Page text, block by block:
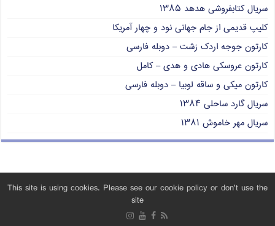
سریال کتابفروشی هدهد ۱۳۸۵
کلیپ قدیمی از جام جهانی نود و چهار آمریکا
کارتون جوجه اردک زشت – دوبله فارسی
کارتون عروسکی هادی و هدی – کامل
کارتون میکی و ساقه لوبیا – دوبله فارسی
سریال گارد ساحلی ۱۳۸۴
سریال مهر خاموش ۱۳۸۱
This site is using cookies. Please see our cookie policy or don't use the
site